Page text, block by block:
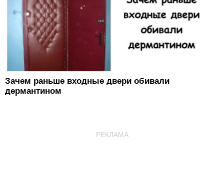
Зачем раньше входные двери обивали
дермантином
РЕКЛАМА